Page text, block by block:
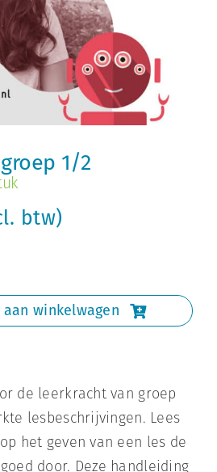
1/2
btw)
aan winkelwagen
de leerkracht van groep
lesbeschrijvingen. Lees
het geven van een les de
door. Deze handleiding